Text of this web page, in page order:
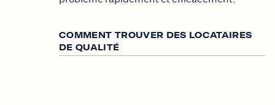
COMMENT TROUVER DES LOCATAIRES
DE QUALITÉ